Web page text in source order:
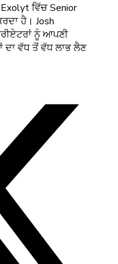
ਵਿੱਚ Senior
ਹੈ। Josh
ਨੂੰ ਆਪਣੀ
ਵੱਧ ਤੋਂ ਵੱਧ ਲਾਭ ਲੈਣ